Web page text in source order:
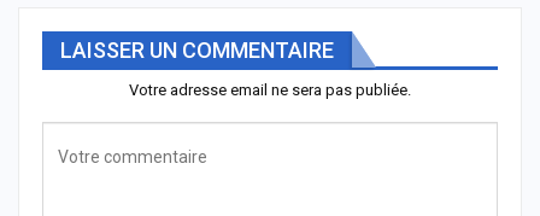
LAISSER UN COMMENTAIRE
Votre adresse email ne sera pas publiée.